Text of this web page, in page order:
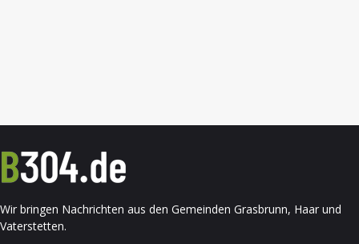
Wir bringen Nachrichten aus den Gemeinden Grasbrunn, Haar und
Vaterstetten.